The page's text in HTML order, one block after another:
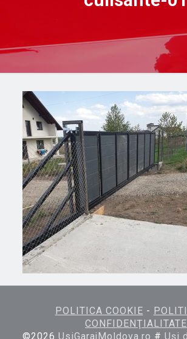
POLITICA COOKIE -
CONFIDENŢIALITATE
©2026 UsiGarajMoldova.ro # Uşi